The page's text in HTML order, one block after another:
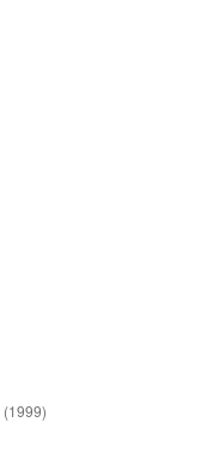
(1999)